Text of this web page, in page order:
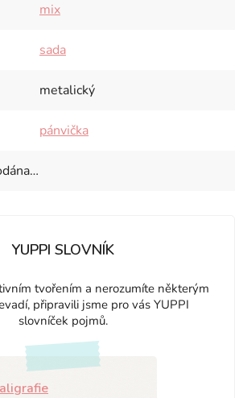
mix
sada
metalický
pánvička
YUPPI SLOVNÍK
tvořením a nerozumíte některým
připravili jsme pro vás YUPPI
slovníček pojmů.